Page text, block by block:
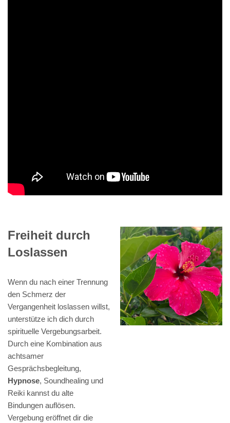
Freiheit durch
Loslassen
Wenn du nach einer Trennung
den Schmerz der
Vergangenheit loslassen willst,
unterstütze ich dich durch
spirituelle Vergebungsarbeit.
Durch eine Kombination aus
achtsamer
Gesprächsbegleitung,
Hypnose, Soundhealing und
Reiki kannst du alte
Bindungen auflösen.
Vergebung eröffnet dir die